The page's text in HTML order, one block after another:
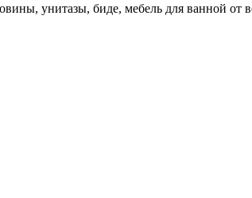
унитазы, биде, мебель для ванной от